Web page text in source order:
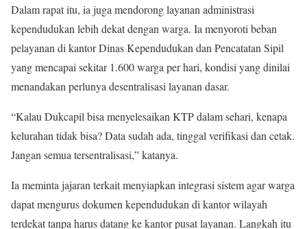
Dalam rapat itu, ia juga mendorong layanan administrasi
kependudukan lebih dekat dengan warga. Ia menyoroti beban
pelayanan di kantor Dinas Kependudukan dan Pencatatan Sipil
yang mencapai sekitar 1.600 warga per hari, kondisi yang dinilai
menandakan perlunya desentralisasi layanan dasar.
“Kalau Dukcapil bisa menyelesaikan KTP dalam sehari, kenapa
kelurahan tidak bisa? Data sudah ada, tinggal verifikasi dan cetak.
Jangan semua tersentralisasi,” katanya.
Ia meminta jajaran terkait menyiapkan integrasi sistem agar warga
dapat mengurus dokumen kependudukan di kantor wilayah
terdekat tanpa harus datang ke kantor pusat layanan. Langkah itu